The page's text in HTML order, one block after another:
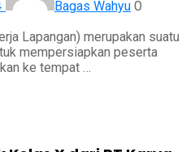
Bagas Wahyu 0
Lapangan) merupakan suatu
mempersiapkan peserta
ke tempat …